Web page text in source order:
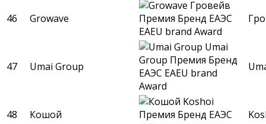
46 Growave
47 Umai Group
48 Кошой